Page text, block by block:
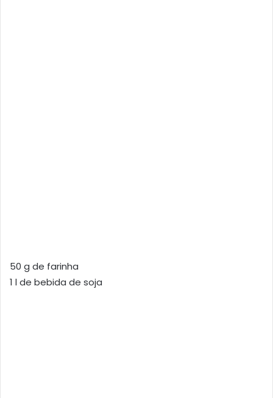
50 g de farinha
1 l de bebida de soja